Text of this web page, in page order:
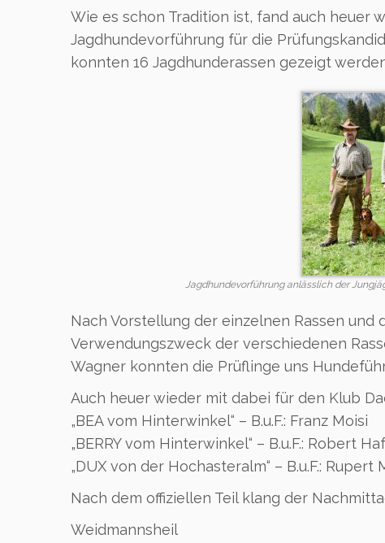
Wie es schon Tradition ist, fand auch heuer
Jagdhundevorführung für die
konnten 16 Jagdhunderassen gezeigt
Jagdhundevorführung anlässlich der
Nach Vorstellung der einzelnen Rassen
Verwendungszweck der verschiedenen
Wagner konnten die Prüflinge uns
Auch heuer wieder mit dabei für den Klub
„BEA vom Hinterwinkel“ – B.u.F.: Franz Moisi
„BERRY vom Hinterwinkel“ – B.u.F.: Robert
„DUX von der Hochasteralm“ – B.u.F.: Rupert
Nach dem offiziellen Teil klang der
Weidmannsheil